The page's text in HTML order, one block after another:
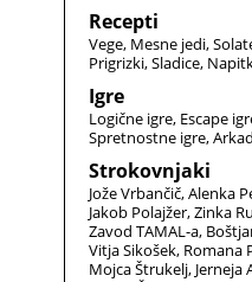
Recepti
Vege Mesne jedi
Prigrizki Sladice
Igre
Logične igre Escape
Spretnostne igre
Strokovnjaki
Jože Vrbančič Alenka
Jakob Polajžer Zinka
Zavod TAMAL-a
Vitja Sikošek Romana
Mojca Štrukelj Jerneja